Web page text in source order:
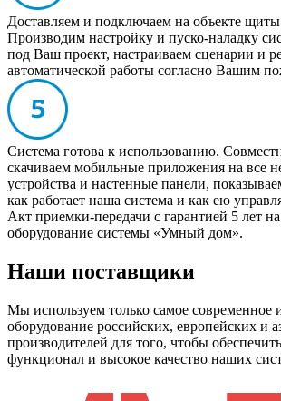
Доставляем и подключаем на объекте
Производим настройку и пуско-наладку
под Ваш проект, настраиваем сценарии и
автоматической работы согласно Вашим
Система готова к использованию.
скачиваем мобильные приложения на все
устройства и настенные панели,
как работает наша система и как ею
Акт приемки-передачи с гарантией 5 лет
оборудование системы «Умный дом».
Наши поставщики
Мы используем только самое современное
оборудование российских, европейских и
производителей для того, чтобы
функционал и высокое качество наших